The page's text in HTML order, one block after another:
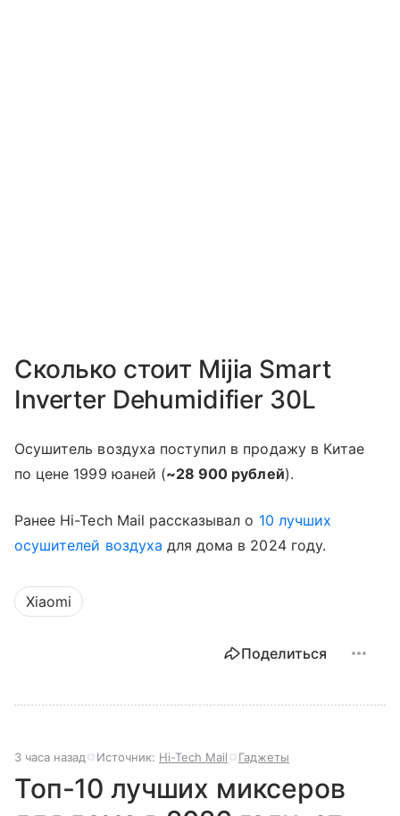
Сколько стоит Mijia Smart
Inverter Dehumidifier 30L
Осушитель воздуха поступил в продажу в Китае
по цене 1999 юаней (~28 900 рублей).
Ранее Hi-Tech Mail рассказывал о 10 лучших
осушителей воздуха для дома в 2024 году.
Xiaomi
Поделиться
3 часа назад Источник: Hi-Tech Mail Гаджеты
Топ-10 лучших миксеров